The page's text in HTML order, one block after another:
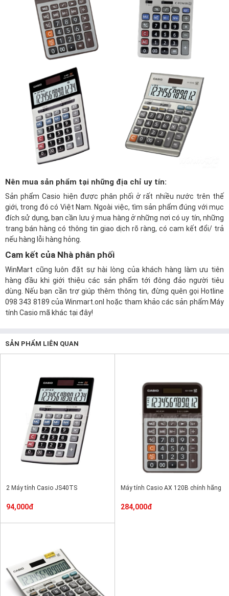
Nên mua sản phẩm tại những địa chỉ uy tín:
Sản phẩm Casio hiện được phân phối ở rất nhiều nước trên thế
giới, trong đó có Việt Nam. Ngoài việc, tìm sản phẩm đúng với mục
đích sử dụng, bạn cần lưu ý mua hàng ở những nơi có uy tín, những
trang bán hàng có thông tin giao dịch rõ ràng, có cam kết đổi/ trả
nếu hàng lỗi hàng hỏng.
Cam kết của Nhà phân phối
WinMart cũng luôn đặt sự hài lòng của khách hàng làm ưu tiên
hàng đầu khi giới thiệu các sản phẩm tới đông đảo người tiêu
dùng. Nếu bạn cần trợ giúp thêm thông tin, đừng quên gọi Hotline
098 343 8189 củaWinmart.onl
hoặc tham khảo các sản phẩm Máy
tính Casio mã khác tại đây!
SẢN PHẨM LIÊN QUAN
2 Máy tính Casio JS40TS
94,000đ
Máy tính Casio AX 120B chính hãng
284,000đ